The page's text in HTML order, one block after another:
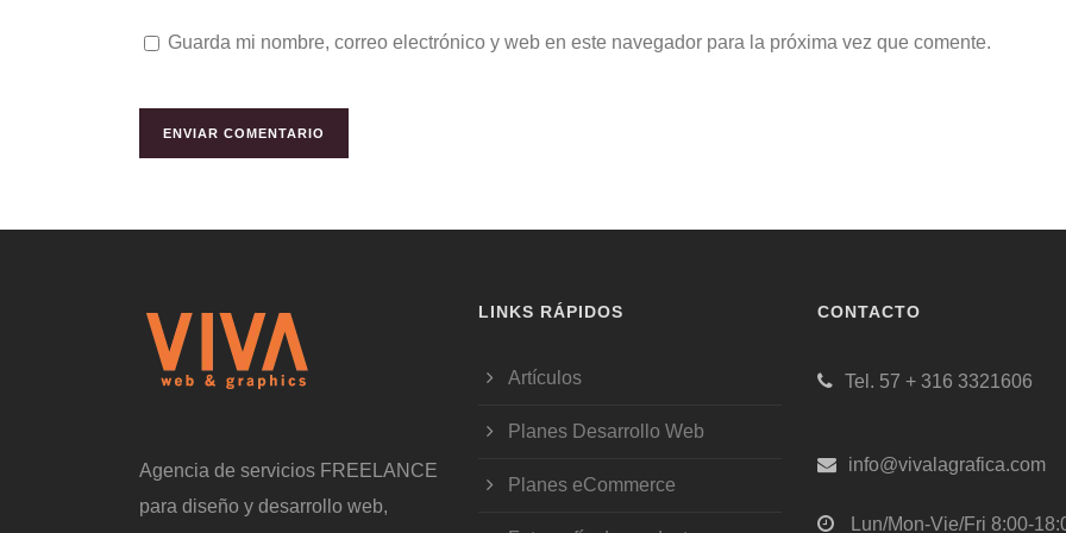
Guarda mi nombre, correo electrónico y web en este navegador para la próxima vez que comente.
Agencia de servicios FREELANCE
para diseño y desarrollo web,
LINKS RÁPIDOS
Artículos
Planes Desarrollo Web
Planes eCommerce
CONTACTO
Tel. 57 + 316 3321606
info@vivalagrafica.com
Lun/Mon-Vie/Fri 8:00-